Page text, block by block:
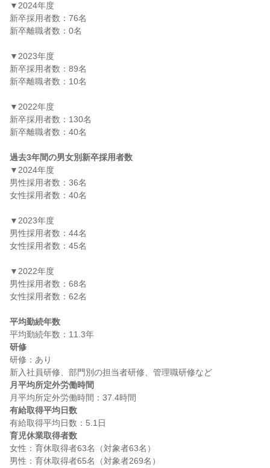
▼2024年度
新卒採用者数：76名
新卒離職者数：0名
▼2023年度
新卒採用者数：89名
新卒離職者数：10名
▼2022年度
新卒採用者数：130名
新卒離職者数：40名
過去3年間の男女別新卒採用者数
▼2024年度
男性採用者数：36名
女性採用者数：40名
▼2023年度
男性採用者数：44名
女性採用者数：45名
▼2022年度
男性採用者数：68名
女性採用者数：62名
平均勤続年数
研修
研修：あり
月平均所定外労働時間
有給取得平均日数
育児休業取得者数
女性：育休取得者63名（対象者63名）